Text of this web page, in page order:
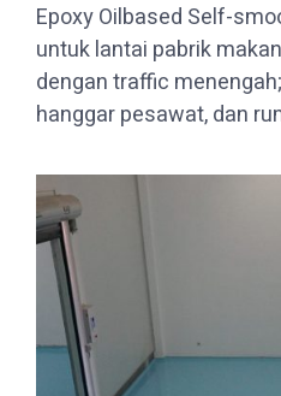
Epoxy Oilbased Self-
untuk lantai pabrik
dengan traffic
hanggar pesawat, dan